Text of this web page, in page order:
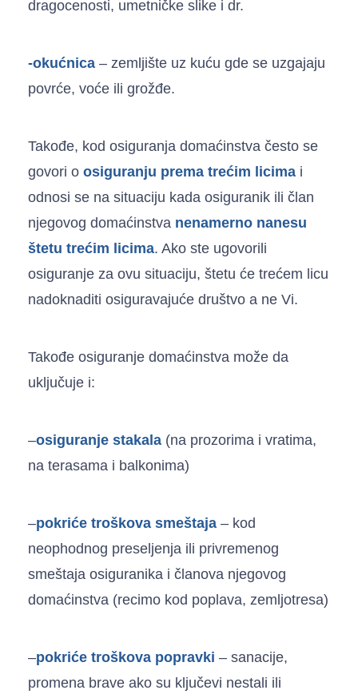
dragocenosti, umetničke slike i dr.
-okućnica – zemljište uz kuću gde se uzgajaju
povrće, voće ili grožđe.
Takođe, kod osiguranja domaćinstva često se
govori o osiguranju prema trećim licima i
odnosi se na situaciju kada osiguranik ili član
njegovog domaćinstva nenamerno nanesu
štetu trećim licima. Ako ste ugovorili
osiguranje za ovu situaciju, štetu će trećem licu
nadoknaditi osiguravajuće društvo a ne Vi.
Takođe osiguranje domaćinstva može da
uključuje i:
–osiguranje stakala (na prozorima i vratima,
na terasama i balkonima)
–pokriće troškova smeštaja – kod
neophodnog preseljenja ili privremenog
smeštaja osiguranika i članova njegovog
domaćinstva (recimo kod poplava, zemljotresa)
–pokriće troškova popravki – sanacije,
promena brave ako su ključevi nestali ili